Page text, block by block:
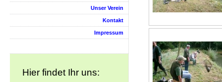
Unser Verein
Kontakt
Impressum
Hier findet Ihr uns: